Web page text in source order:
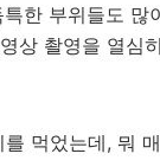
한 부위들도 많
상 촬영을 열심
먹었는데, 뭐